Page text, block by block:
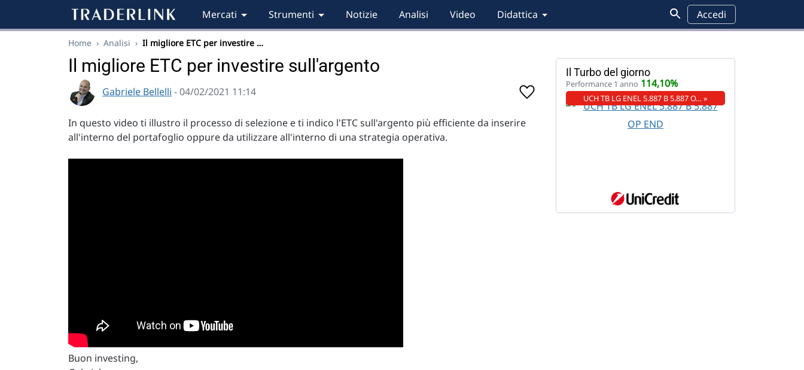
Mercati Strumenti Notizie Analisi Video Didattica Accedi
Home › Analisi › Il migliore ETC per investire …
Il migliore ETC per investire sull'argento
Gabriele Bellelli - 04/02/2021 11:14
In questo video ti illustro il processo di selezione e ti indico l'ETC sull'argento più efficiente da inserire
all'interno del portafoglio oppure da utilizzare all'interno di una strategia operativa.
Buon investing,
Il Turbo del giorno
Performance 1 anno 114,10%
UCH TB LG ENEL 5.887 B 5.887 O… »